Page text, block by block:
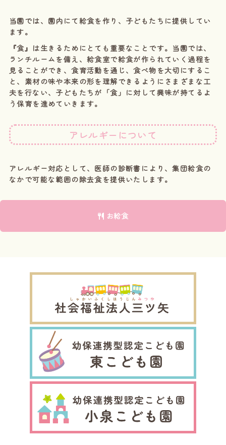
当園では、園内にて給食を作り、子どもたちに提供してい
ます。
『食』は生きるためにとても重要なことです。当園では、
ランチルームを備え、給食室で給食が作られていく過程を
見ることができ、食育活動を通じ、食べ物を大切にするこ
と、素材の味や本来の形を理解できるようにさまざまな工
夫を行ない、子どもたちが「食」に対して興味が持てるよ
う保育を進めていきます。
アレルギーについて
アレルギー対応として、医師の診断書により、集団給食の
なかで可能な範囲の除去食を提供いたします。
お給食